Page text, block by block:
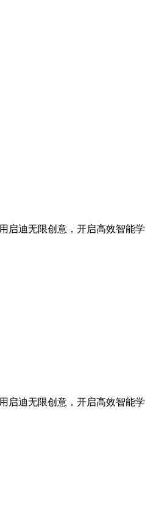
启迪无限创意，开启高效智能学
启迪无限创意，开启高效智能学